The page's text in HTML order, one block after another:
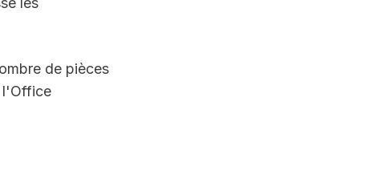
de pièces
l'Office